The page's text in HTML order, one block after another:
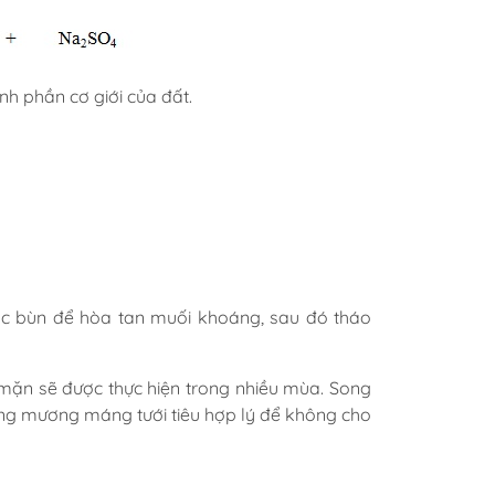
phần cơ giới của đất.
bùn để hòa tan muối khoáng, sau đó tháo
sẽ được thực hiện trong nhiều mùa. Song
mương máng tưới tiêu hợp lý để không cho